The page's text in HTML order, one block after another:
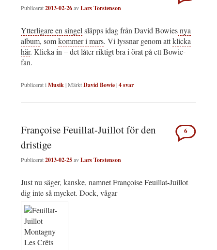
Publicerat2013-02-26avLars Torstenson
Ytterligare en singel släpps idag från David Bowiesnya
album, somkommer i mars. Vi lyssnar genom attklicka
här. Klicka in – det låter riktigt bra i örat på ett Bowie-
fan.
Publicerat i Musik|MärktDavid Bowie|4svar
Françoise Feuillat-Juillot för den
dristige
Publicerat2013-02-25avLars Torstenson
6
Just nu säger, kanske, namnet Françoise Feuillat-Juillot
dig inte så mycket. Dock, vågar